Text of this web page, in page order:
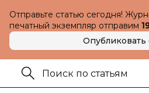
Отправьте статью сегодня!
печатный экземпляр отправим
Опубликовать